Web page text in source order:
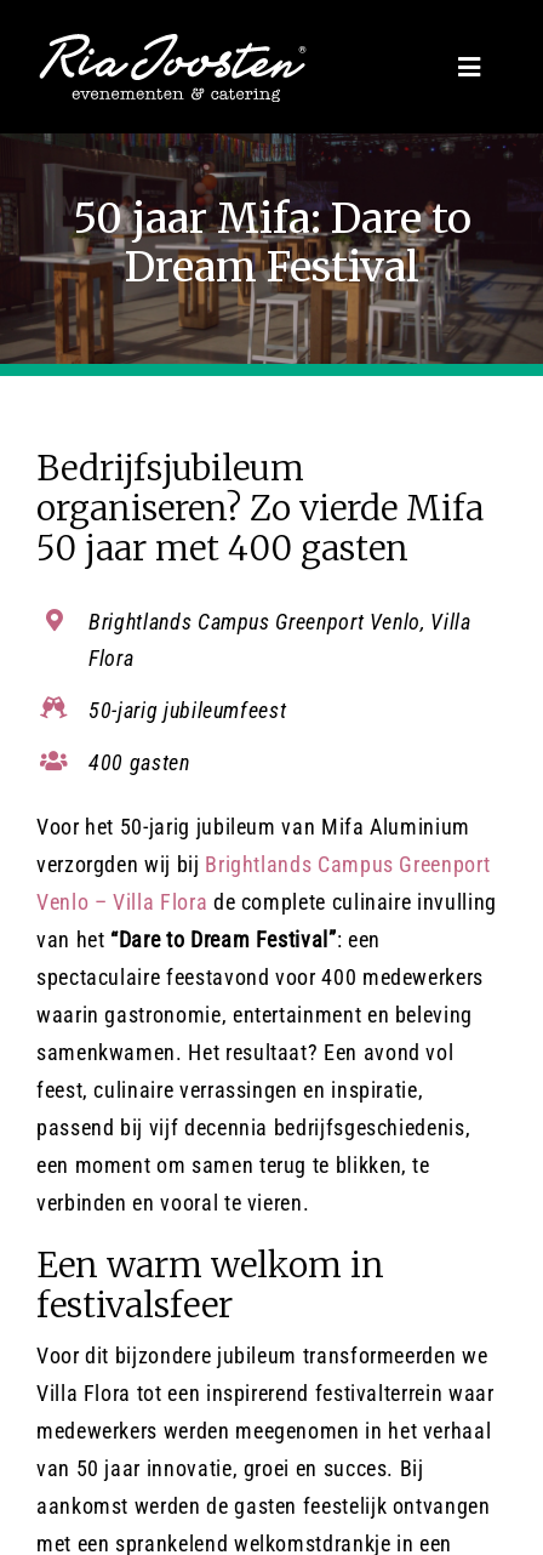
Toggle
Evenementen
Zakelijk
Inspiratie
Privé
Over ons
Blogs
Contact
Offerte aanvragen
50 jaar Mifa: Dare to
Dream Festival
Bedrijfsjubileum
organiseren? Zo vierde Mifa
50 jaar met 400 gasten
Brightlands Campus Greenport Venlo, Villa
Flora
50-jarig jubileumfeest
400 gasten
Voor het 50-jarig jubileum van Mifa Aluminium
verzorgden wij bij Brightlands Campus Greenport
Venlo – Villa Flora de complete culinaire invulling
van het “Dare to Dream Festival”: een
spectaculaire feestavond voor 400 medewerkers
waarin gastronomie, entertainment en beleving
samenkwamen. Het resultaat? Een avond vol
feest, culinaire verrassingen en inspiratie,
passend bij vijf decennia bedrijfsgeschiedenis,
een moment om samen terug te blikken, te
verbinden en vooral te vieren.
Een warm welkom in
festivalsfeer
Voor dit bijzondere jubileum transformeerden we
Villa Flora tot een inspirerend festivalterrein waar
medewerkers werden meegenomen in het verhaal
van 50 jaar innovatie, groei en succes. Bij
aankomst werden de gasten feestelijk ontvangen
met een sprankelend welkomstdrankje in een